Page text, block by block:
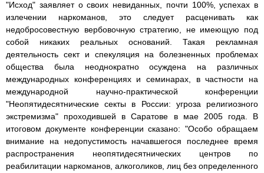
"Исход" заявляет о своих невиданных, почти 100%, успехах в
излечении наркоманов, это следует расценивать как
недобросовестную вербовочную стратегию, не имеющую под
собой никаких реальных оснований. Такая рекламная
деятельность сект и спекуляция на болезненных проблемах
общества была неоднократно осуждена на различных
международных конференциях и семинарах, в частности на
международной научно-практической конференции
"Неопятидесятнические секты в России: угроза религиозного
экстремизма" проходившей в Саратове в мае 2005 года. В
итоговом документе конференции сказано: "Особо обращаем
внимание на недопустимость начавшегося последнее время
распространения неопятидесятнических центров по
реабилитации наркоманов, алкоголиков, лиц без определенного